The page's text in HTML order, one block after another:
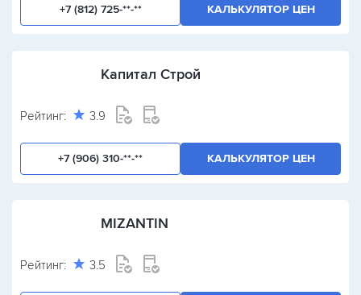
+7 (812) 725-**-** КАЛЬКУЛЯТОР ЦЕН
Капитал Строй
Рейтинг: 3.9
+7 (906) 310-**-** КАЛЬКУЛЯТОР ЦЕН
MIZANTIN
Рейтинг: 3.5